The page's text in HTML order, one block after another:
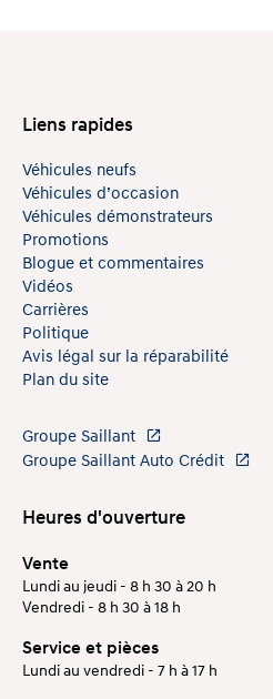
Liens rapides
Véhicules neufs
Véhicules d’occasion
Véhicules démonstrateurs
Promotions
Blogue et commentaires
Vidéos
Carrières
Politique
Avis légal sur la réparabilité
Plan du site
Groupe Saillant
Groupe Saillant Auto Crédit
Heures d'ouverture
Vente
Lundi au jeudi - 8 h 30 à 20 h
Vendredi - 8 h 30 à 18 h
Service et pièces
Lundi au vendredi - 7 h à 17 h